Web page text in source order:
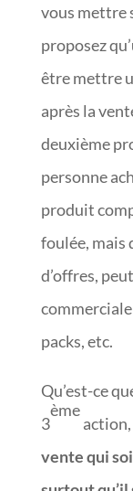
vous mettre
proposez
être mettre
après la
deuxième
personne
produit
foulée, mais
d’offres,
packs, etc.
Qu’est-ce
3
ème
vente qui